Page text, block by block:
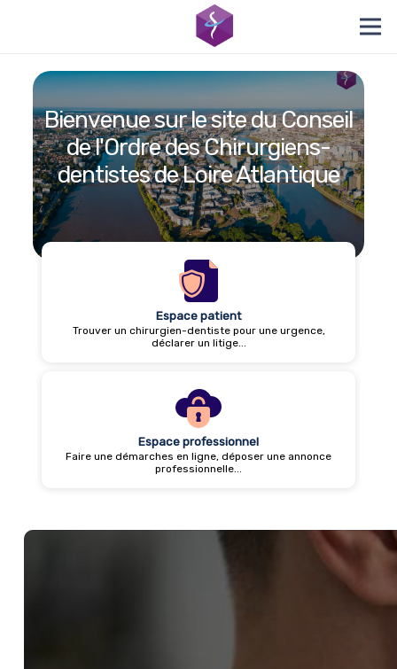
Bienvenue sur le site du Conseil
de l'Ordre des Chirurgiens-
dentistes de Loire Atlantique
Espace patient
Trouver un chirurgien-dentiste pour une urgence,
déclarer un litige...
Espace professionnel
Faire une démarches en ligne, déposer une annonce
professionnelle...